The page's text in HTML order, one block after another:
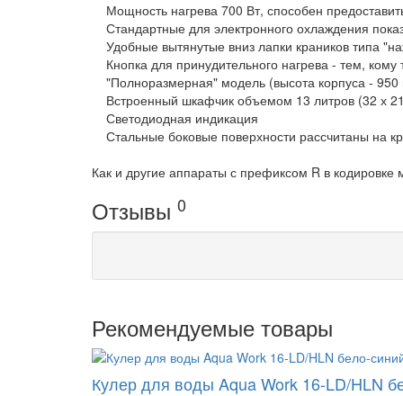
Мощность нагрева 700 Вт, способен
Стандартные для электронного охлаждения
Удобные вытянутые вниз лапки краников типа
Кнопка для принудительного нагрева - тем, кому
"Полноразмерная" модель (высота корпуса -
Встроенный шкафчик объемом 13 литров (32 х
Светодиодная индикация
Стальные боковые поверхности рассчитаны на
Как и другие аппараты с префиксом R в
Отзывы 0
Рекомендуемые товары
Кулер для воды Aqua Work 16-LD/HLN